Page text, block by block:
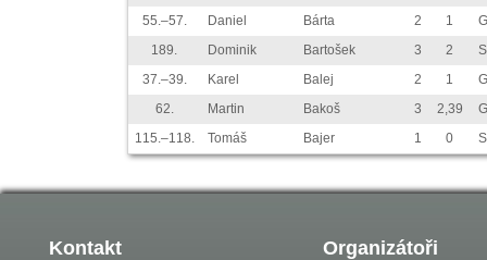
55.–57.
Daniel Bárta 2 1
189.
Dominik Bartošek 3 2
37.–39.
Karel Balej 2 1
62.
Martin Bakoš 3 2,39
115.–118.
Tomáš Bajer 1 0
Kontakt Organizátoři